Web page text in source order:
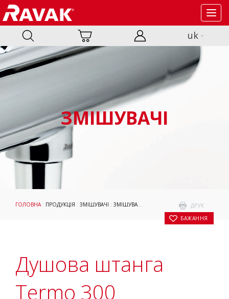
uk
ЗМІШУВАЧІ
ДРУК
БАЖАННЯ
ГОЛОВНА: ПРОДУКЦІЯ : ЗМІШУВАЧІ : ЗМІШУВАЧІ ПОДВІЙНІ ДУШОВІ СИСТЕМИ
Душова штанга
Termo 300